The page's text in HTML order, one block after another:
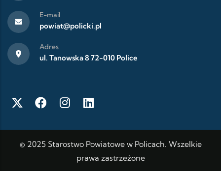
E-mail
powiat@policki.pl
Adres
ul. Tanowska 8 72-010 Police
© 2025 Starostwo Powiatowe w Policach. Wszelkie
prawa zastrzeżone